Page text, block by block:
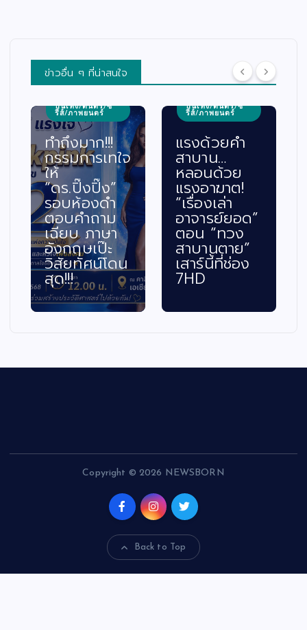
ข่าวอื่น ๆ ที่น่าสนใจ
บันเทิง/ดนตรี/ซี
รีส์/ภาพยนตร์
ทำถึงมาก!!!
กรรมการเทใจ
ให้
“ดร.ปิ๊งปิ๊ง”
รอบห้องดำ
ตอบคำถาม
เฉียบ ภาษา
อังกฤษเป๊ะ
วิสัยทัศน์โดน
สุด!!!
บันเทิง/ดนตรี/ซี
รีส์/ภาพยนตร์
แรงด้วยคำ
สาบาน…
หลอนด้วย
แรงอาฆาต!
“เรื่องเล่า
อาจารย์ยอด”
ตอน “ทวง
สาบานตาย”
เสาร์นี้ที่ช่อง
7HD
Copyright © 2026 NEWSBORN
Back to Top